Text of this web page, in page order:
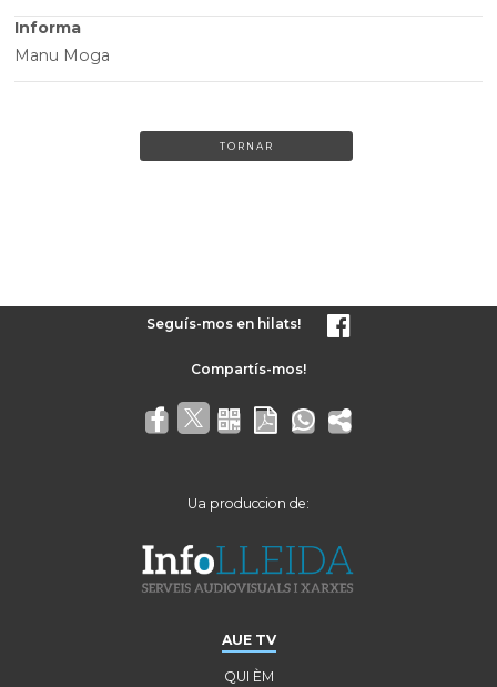
Informa
Manu Moga
TORNAR
Seguís-mos en hilats!
Ua produccion de:
AUE TV
QUI ÈM